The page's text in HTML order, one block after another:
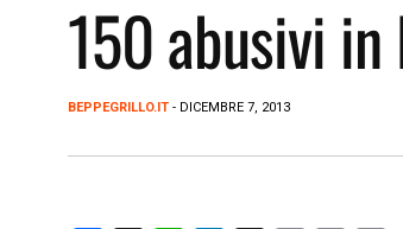
150 abusivi
BEPPEGRILLO.IT - DICEMBRE 7, 2013